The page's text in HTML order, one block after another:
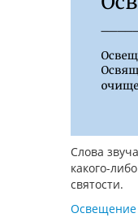
Слова
какого-
святости.
Освещение